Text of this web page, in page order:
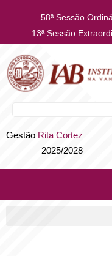
58ª Sessão
13ª Sessão
Gestão Rita Cortez
2025/2028